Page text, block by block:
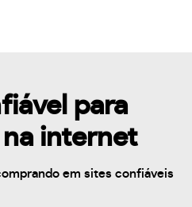
para
internet
em sites confiáveis